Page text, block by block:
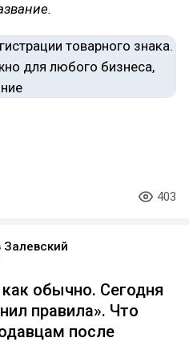
403
Залевский
обычно. Сегодня
правила». Что
после